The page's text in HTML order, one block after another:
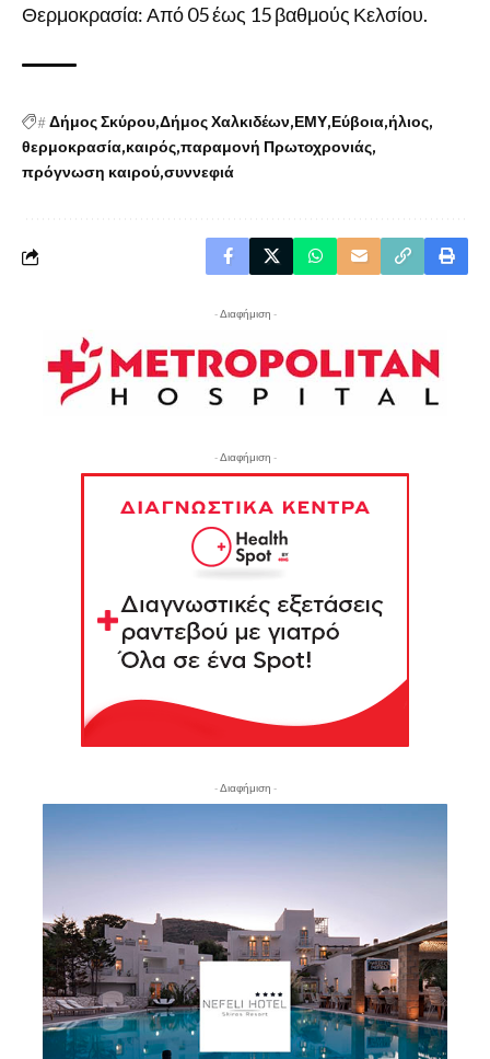
Θερμοκρασία: Από 05 έως 15 βαθμούς Κελσίου.
#Δήμος Σκύρου Δήμος Χαλκιδέων ΕΜΥ Εύβοια ήλιος
θερμοκρασία καιρός παραμονή Πρωτοχρονιάς
πρόγνωση καιρού συννεφιά
- Διαφήμιση -
- Διαφήμιση -
- Διαφήμιση -